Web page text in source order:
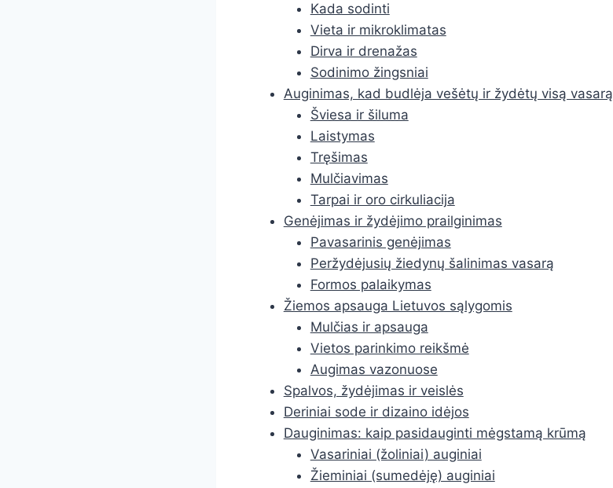
Kada sodinti
Vieta ir mikroklimatas
Dirva ir drenažas
Sodinimo žingsniai
Auginimas, kad budlėja vešėtų ir žydėtų visą vasarą
Šviesa ir šiluma
Laistymas
Tręšimas
Mulčiavimas
Tarpai ir oro cirkuliacija
Genėjimas ir žydėjimo prailginimas
Pavasarinis genėjimas
Peržydėjusių žiedynų šalinimas vasarą
Formos palaikymas
Žiemos apsauga Lietuvos sąlygomis
Mulčias ir apsauga
Vietos parinkimo reikšmė
Augimas vazonuose
Spalvos, žydėjimas ir veislės
Deriniai sode ir dizaino idėjos
Dauginimas: kaip pasidauginti mėgstamą krūmą
Vasariniai (žoliniai) auginiai
Žieminiai (sumedėję) auginiai